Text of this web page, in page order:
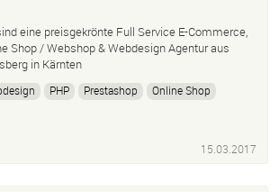
eine preisgekrönte Full Service E-Commerce,
Shop / Webshop & Webdesign Agentur aus
in Kärnten
PHP Prestashop
Online Shop
15.03.2017